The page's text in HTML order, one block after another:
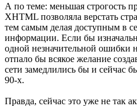
А по теме: меньшая строгость
XHTML позволяла верстать
тем самым делая доступным в
информации. Если бы
одной незначительной ошибки
отпало бы всякое желание
сети замедлились бы и сейчас
90-х.
Правда, сейчас это уже не так